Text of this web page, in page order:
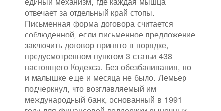
отвечает за отдельный край стопы.
Письменная форма договора считается
соблюденной, если письменное предложение
заключить договор принято в порядке,
предусмотренном пунктом 3 статьи 438
настоящего Кодекса. Без обезбаливания, но
и малышке еще и месяца не было. Лемьер
подчеркнул, что возглавляемый им
международный банк, основанный в 1991